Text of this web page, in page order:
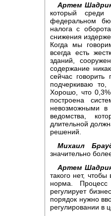
Артем
который среди
федеральном
налога с
снижения
Когда мы
всегда есть
зданий,
содержание
сейчас
подчеркиваю
Хорошо, что
построена
невозможными
ведомства,
длительной
решений.
Михаил
значительно
Артем
такого нет,
норма. Процесс
регулирует
порядок нужно
регулировании в